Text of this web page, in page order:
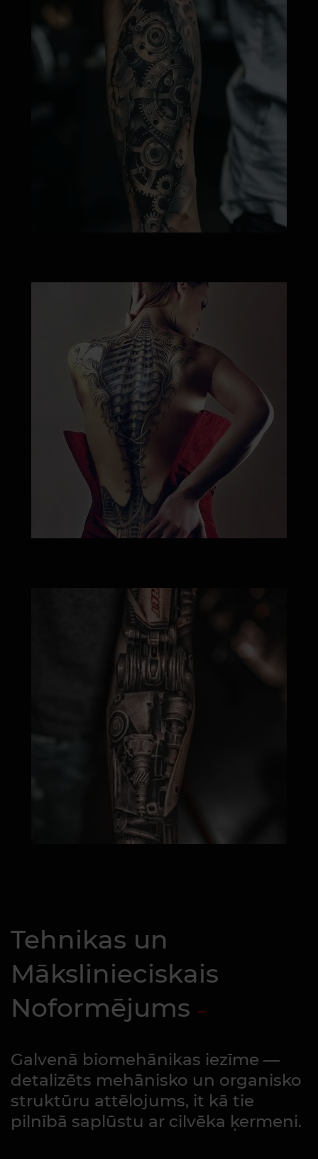
Tehnikas un
Mākslinieciskais
Noformējums
Galvenā biomehānikas iezīme —
detalizēts mehānisko un organisko
struktūru attēlojums, it kā tie
pilnībā saplūstu ar cilvēka ķermeni.